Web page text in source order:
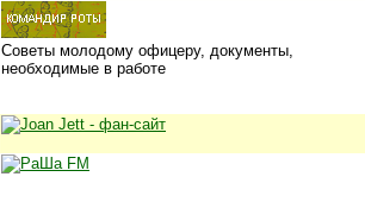
Советы молодому офицеру, документы,
необходимые в работе